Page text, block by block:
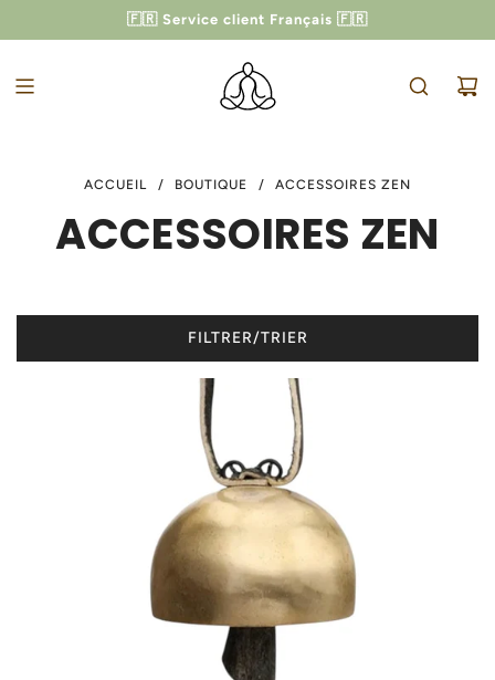
🇫🇷 Service client Français 🇫🇷
-10% AVEC LE CODEZEN10
ACCUEIL / BOUTIQUE / ACCESSOIRES ZEN
ACCESSOIRES ZEN
FILTRER/TRIER